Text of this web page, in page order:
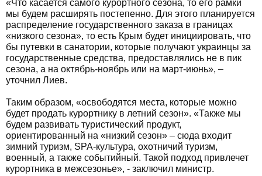
«Что касается самого курортного сезона, то его рамки
мы будем расширять постепенно. Для этого планируется
распределение государственного заказа в границах
«низкого сезона», то есть Крым будет инициировать, что
бы путевки в санатории, которые получают украинцы за
государственные средства, предоставлялись не в пик
сезона, а на октябрь-ноябрь или на март-июнь», –
уточнил Лиев.
Таким образом, «освободятся места, которые можно
будет продать курортнику в летний сезон». «Также мы
будем развивать туристический продукт,
ориентированный на «низкий сезон» – сюда входит
зимний туризм, SPA-культура, охотничий туризм,
военный, а также событийный. Такой подход привлечет
курортника в межсезонье», - заключил министр.